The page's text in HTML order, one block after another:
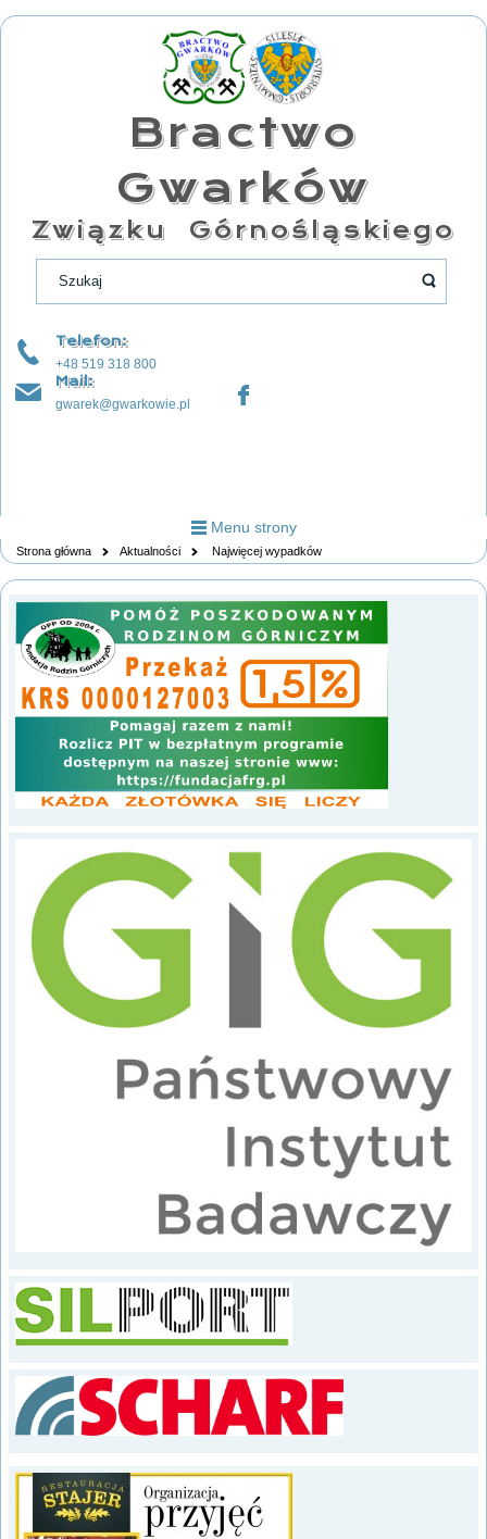
Bractwo
Gwarków
Związku Górnośląskiego
Telefon:
+48 519 318 800
Mail:
gwarek@gwarkowie.pl
Menu strony
Strona główna Aktualności Najwięcej wypadków